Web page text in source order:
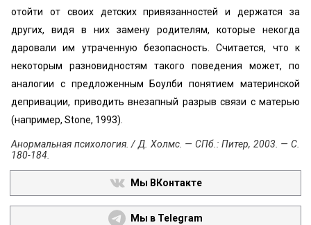
отойти от своих детских привязанностей и держатся за
других, видя в них замену родителям, которые некогда
даровали им утраченную безопас­ность. Считается, что к
некоторым разновидностям такого поведения может, по
аналогии с предложенным Боулби понятием материнской
депривации, приводить внезапный разрыв связи с матерью
(например, Stone, 1993).
Анормальная психология. / Д. Холмс. — СПб.: Питер, 2003. — С.
180-184.
Мы ВКонтакте
Мы в Telegram